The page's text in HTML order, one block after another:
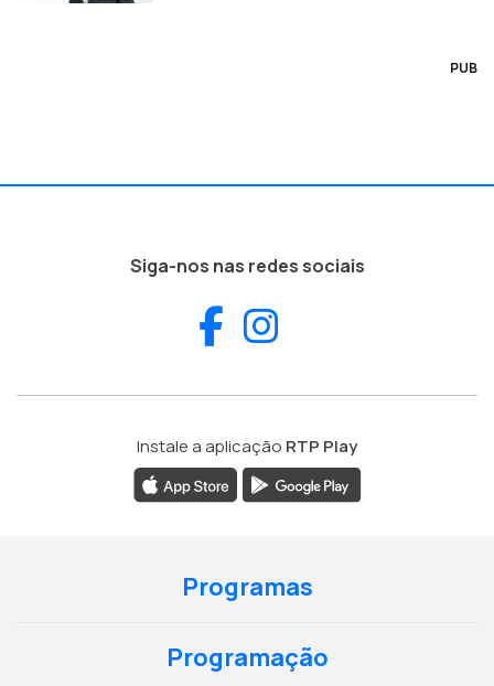
PUB
Siga-nos nas redes sociais
Facebook
Instale a aplicação RTP Play
Programas
Programação